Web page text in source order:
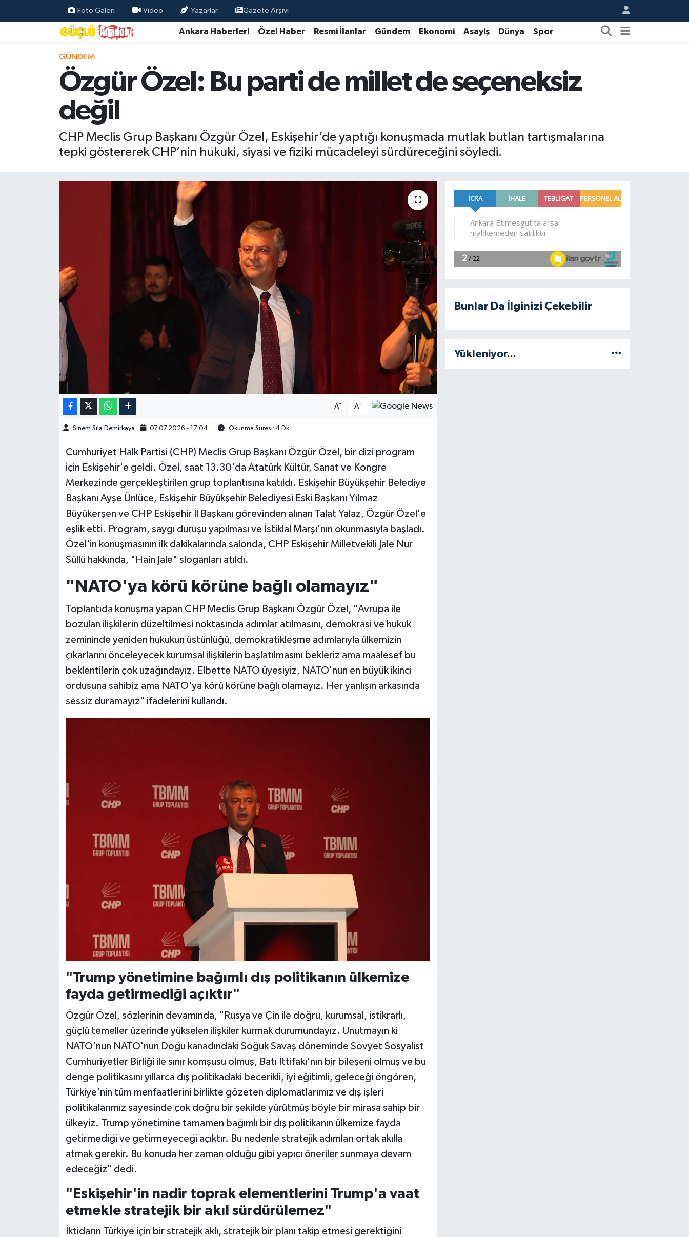
Foto Galeri Video Yazarlar Gazete Arşivi
Ankara Haberleri Özel Haber Resmi İlanlar Gündem Ekonomi Asayiş Dünya Spor
GÜNDEM
Özgür Özel: Bu parti de millet de seçeneksiz
değil
CHP Meclis Grup Başkanı Özgür Özel, Eskişehir’de yaptığı konuşmada mutlak butlan tartışmalarına
tepki göstererek CHP’nin hukuki, siyasi ve fiziki mücadeleyi sürdüreceğini söyledi.
A- A+
Sinem Sıla Demirkaya 07.07.2026 - 17:04 Okunma Süresi: 4 Dk
Cumhuriyet Halk Partisi (CHP) Meclis Grup Başkanı Özgür Özel, bir dizi program
için Eskişehir'e geldi. Özel, saat 13.30'da Atatürk Kültür, Sanat ve Kongre
Merkezinde gerçekleştirilen grup toplantısına katıldı. Eskişehir Büyükşehir Belediye
Başkanı Ayşe Ünlüce, Eskişehir Büyükşehir Belediyesi Eski Başkanı Yılmaz
Büyükerşen ve CHP Eskişehir İl Başkanı görevinden alınan Talat Yalaz, Özgür Özel'e
eşlik etti. Program, saygı duruşu yapılması ve İstiklal Marşı'nın okunmasıyla başladı.
Özel'in konuşmasının ilk dakikalarında salonda, CHP Eskişehir Milletvekili Jale Nur
Süllü hakkında, "Hain Jale" sloganları atıldı.
"NATO'ya körü körüne bağlı olamayız"
Toplantıda konuşma yapan CHP Meclis Grup Başkanı Özgür Özel, "Avrupa ile
bozulan ilişkilerin düzeltilmesi noktasında adımlar atılmasını, demokrasi ve hukuk
zemininde yeniden hukukun üstünlüğü, demokratikleşme adımlarıyla ülkemizin
çıkarlarını önceleyecek kurumsal ilişkilerin başlatılmasını bekleriz ama maalesef bu
beklentilerin çok uzağındayız. Elbette NATO üyesiyiz, NATO'nun en büyük ikinci
ordusuna sahibiz ama NATO'ya körü körüne bağlı olamayız. Her yanlışın arkasında
sessiz duramayız" ifadelerini kullandı.
"Trump yönetimine bağımlı dış politikanın ülkemize
fayda getirmediği açıktır"
Özgür Özel, sözlerinin devamında, "Rusya ve Çin ile doğru, kurumsal, istikrarlı,
güçlü temeller üzerinde yükselen ilişkiler kurmak durumundayız. Unutmayın ki
NATO'nun NATO'nun Doğu kanadındaki Soğuk Savaş döneminde Sovyet Sosyalist
Cumhuriyetler Birliği ile sınır komşusu olmuş, Batı İttifakı'nın bir bileşeni olmuş ve bu
denge politikasını yıllarca dış politikadaki becerikli, iyi eğitimli, geleceği öngören,
Türkiye'nin tüm menfaatlerini birlikte gözeten diplomatlarımız ve dış işleri
politikalarımız sayesinde çok doğru bir şekilde yürütmüş böyle bir mirasa sahip bir
ülkeyiz. Trump yönetimine tamamen bağımlı bir dış politikanın ülkemize fayda
getirmediği ve getirmeyeceği açıktır. Bu nedenle stratejik adımları ortak akılla
atmak gerekir. Bu konuda her zaman olduğu gibi yapıcı öneriler sunmaya devam
edeceğiz" dedi.
"Eskişehir'in nadir toprak elementlerini Trump'a vaat
etmekle stratejik bir akıl sürdürülemez"
İktidarın Türkiye için bir stratejik aklı, stratejik bir planı takip etmesi gerektiğini
Bunlar Da İlginizi Çekebilir
Yükleniyor...
Özel Haber
Ankara Haberleri
Resmi İlanlar
Ekonomi
Gündem
Burç Yorumları
Hava Durumu
Kim kimdir?
Kültür Sanat
Televizyon
Yaşam-Çevre